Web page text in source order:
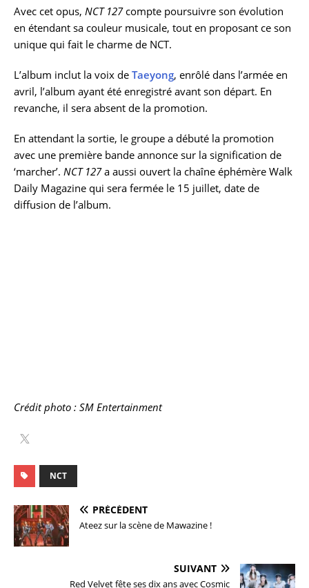
Avec cet opus, NCT 127compte poursuivre son évolution
en étendant sa couleur musicale, tout en proposant ce son
unique qui fait le charme de NCT.
L’album inclut la voix de Taeyong, enrôlé dans l’armée en
avril, l’album ayant été enregistré avant son départ. En
revanche, il sera absent de la promotion.
En attendant la sortie, le groupe a débuté la promotion
avec une première bande annonce sur la signification de
‘marcher’. NCT 127a aussi ouvert la chaîne éphémère Walk
Daily Magazine qui sera fermée le 15 juillet, date de
diffusion de l’album.
Crédit photo : SM Entertainment
NCT
PRÉCÉDENT
Ateez sur la scène de Mawazine !
SUIVANT
Red Velvet fête ses dix ans avec Cosmic